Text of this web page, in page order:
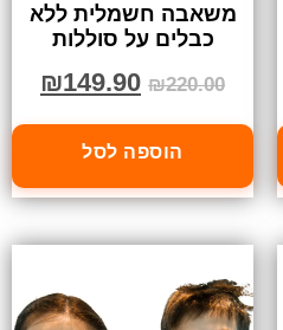
משאבה חשמלית ללא
כבלים על סוללות
₪220.00
₪149.90
הוספה לסל